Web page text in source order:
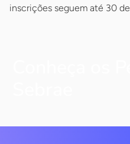
inscrições seguem até 30